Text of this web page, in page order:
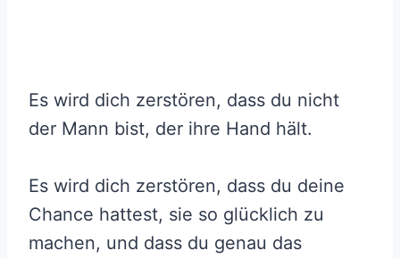
Es wird dich zerstören, dass du nicht
der Mann bist, der ihre Hand hält.
Es wird dich zerstören, dass du deine
Chance hattest, sie so glücklich zu
machen, und dass du genau das